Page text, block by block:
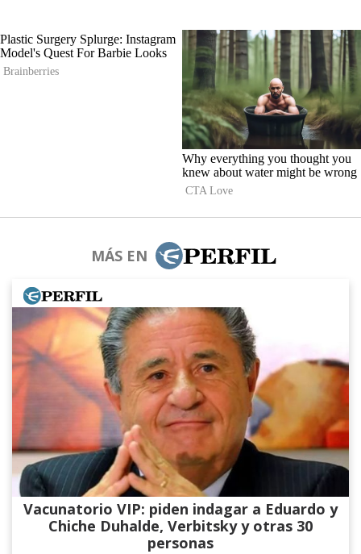
MÁS EN
Vacunatorio VIP: piden indagar a Eduardo y
Chiche Duhalde, Verbitsky y otras 30
personas